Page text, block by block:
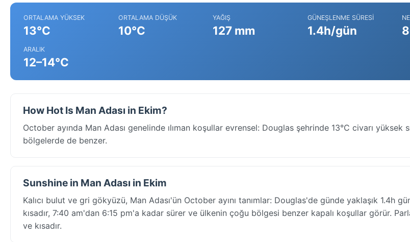
ORTALAMA YÜKSEK
13°C
ORTALAMA DÜŞÜK
10°C
YAĞIŞ
127 mm
GÜNEŞLENME SÜRESI
1.4h/gün
ARALIK
12–14°C
How Hot Is Man Adası in Ekim?
October ayında Man Adası genelinde ılıman koşullar evrensel: Douglas şehrinde 13°C civarı yüksek
bölgelerde de benzer.
Sunshine in Man Adası in Ekim
Kalıcı bulut ve gri gökyüzü, Man Adası'ün October ayını tanımlar: Douglas'de günde yaklaşık 1.4h
kısadır, 7:40 am'dan 6:15 pm'a kadar sürer ve ülkenin çoğu bölgesi benzer kapalı koşullar görür.
ve kısadır.